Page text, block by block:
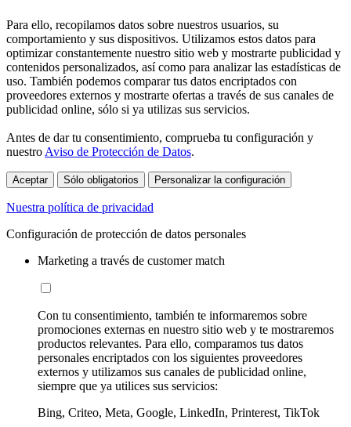
Para ello, recopilamos datos sobre nuestros usuarios, su
comportamiento y sus dispositivos. Utilizamos estos datos para
optimizar constantemente nuestro sitio web y mostrarte publicidad y
contenidos personalizados, así como para analizar las estadísticas de
uso. También podemos comparar tus datos encriptados con
proveedores externos y mostrarte ofertas a través de sus canales de
publicidad online, sólo si ya utilizas sus servicios.
Antes de dar tu consentimiento, comprueba tu configuración y
nuestro Aviso de Protección de Datos.
Aceptar Sólo obligatorios Personalizar la configuración
Nuestra política de privacidad
Configuración de protección de datos personales
Marketing a través de customer match
Con tu consentimiento, también te informaremos sobre
promociones externas en nuestro sitio web y te mostraremos
productos relevantes. Para ello, comparamos tus datos
personales encriptados con los siguientes proveedores
externos y utilizamos sus canales de publicidad online,
siempre que ya utilices sus servicios:
Bing, Criteo, Meta, Google, LinkedIn, Printerest, TikTok